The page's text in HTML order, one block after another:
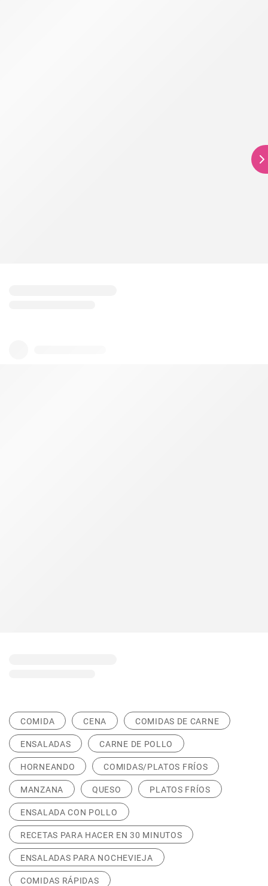
COMIDA CENA COMIDAS DE CARNE
ENSALADAS CARNE DE POLLO
HORNEANDO COMIDAS/PLATOS FRÍOS
MANZANA QUESO PLATOS FRÍOS
ENSALADA CON POLLO
RECETAS PARA HACER EN 30 MINUTOS
ENSALADAS PARA NOCHEVIEJA
COMIDAS RÁPIDAS